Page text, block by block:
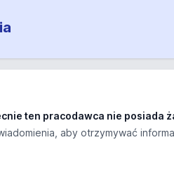
ten pracodawca nie posiada
aby otrzymywać